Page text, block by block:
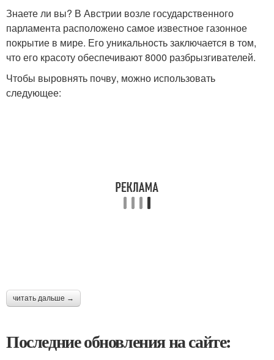
Знаете ли вы? В Австрии возле государственного
парламента расположено самое известное газонное
покрытие в мире. Его уникальность заключается в том,
что его красоту обеспечивают 8000 разбрызгивателей.
Чтобы выровнять почву, можно использовать
следующее:
читать дальше →
Последние обновления на сайте: